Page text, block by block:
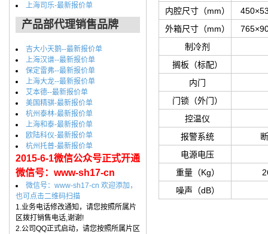
上海司乐-最新报价单
产品部代理销售品牌
吉大小天鹅--最新报价单
上海汉谱--最新报价单
保定雷弗--最新报价单
上海大龙--最新报价单
艾本德--最新报价单
美国精骐-最新报价单
杭州泰林-最新报价单
上海和泰-最新报价单
欧陆科仪-最新报价单
杭州托普-最新报价单
2015-6-1微信公众号正式开通
微信号：www-sh17-cn
微信号：www-sh17-cn 欢迎添加，
也可点击二维码扫描
1.业务电话修改通知，请您按照所属片
区拨打销售电话,谢谢!
2.公司QQ正式启动，请您按照所属片区
内腔尺寸（mm）
外箱尺寸（mm）
制冷剂
搁板（标配）
内门
门锁（外门）
控温仪
报警系统
电源电压
重量（Kg）
噪声（dB）